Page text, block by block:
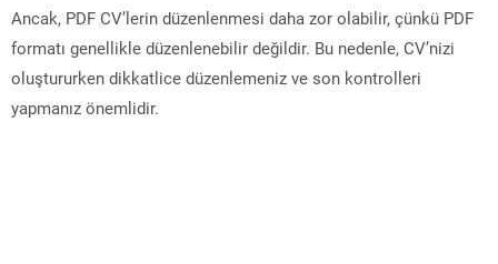
Ancak, PDF CV’lerin düzenlenmesi daha zor olabilir, çünkü PDF
formatı genellikle düzenlenebilir değildir. Bu nedenle, CV’nizi
oluştururken dikkatlice düzenlemeniz ve son kontrolleri
yapmanız önemlidir.